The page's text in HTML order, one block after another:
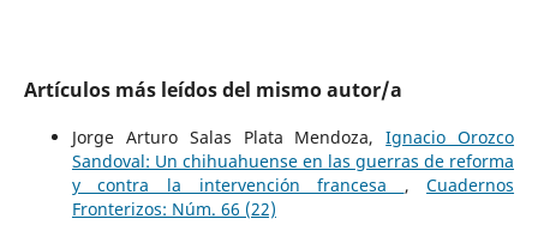
Artículos más leídos del mismo autor/a
Jorge Arturo Salas Plata Mendoza,Ignacio Orozco
Sandoval: Un chihuahuense en las guerras de reforma
y contra la intervención francesa ,Cuadernos
Fronterizos: Núm. 66 (22)